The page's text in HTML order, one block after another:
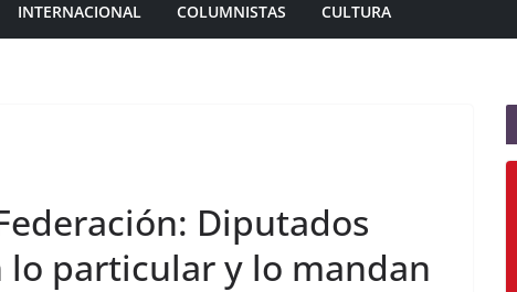
INTERNACIONAL COLUMNISTAS CULTURA
Diputados
particular y lo mandan